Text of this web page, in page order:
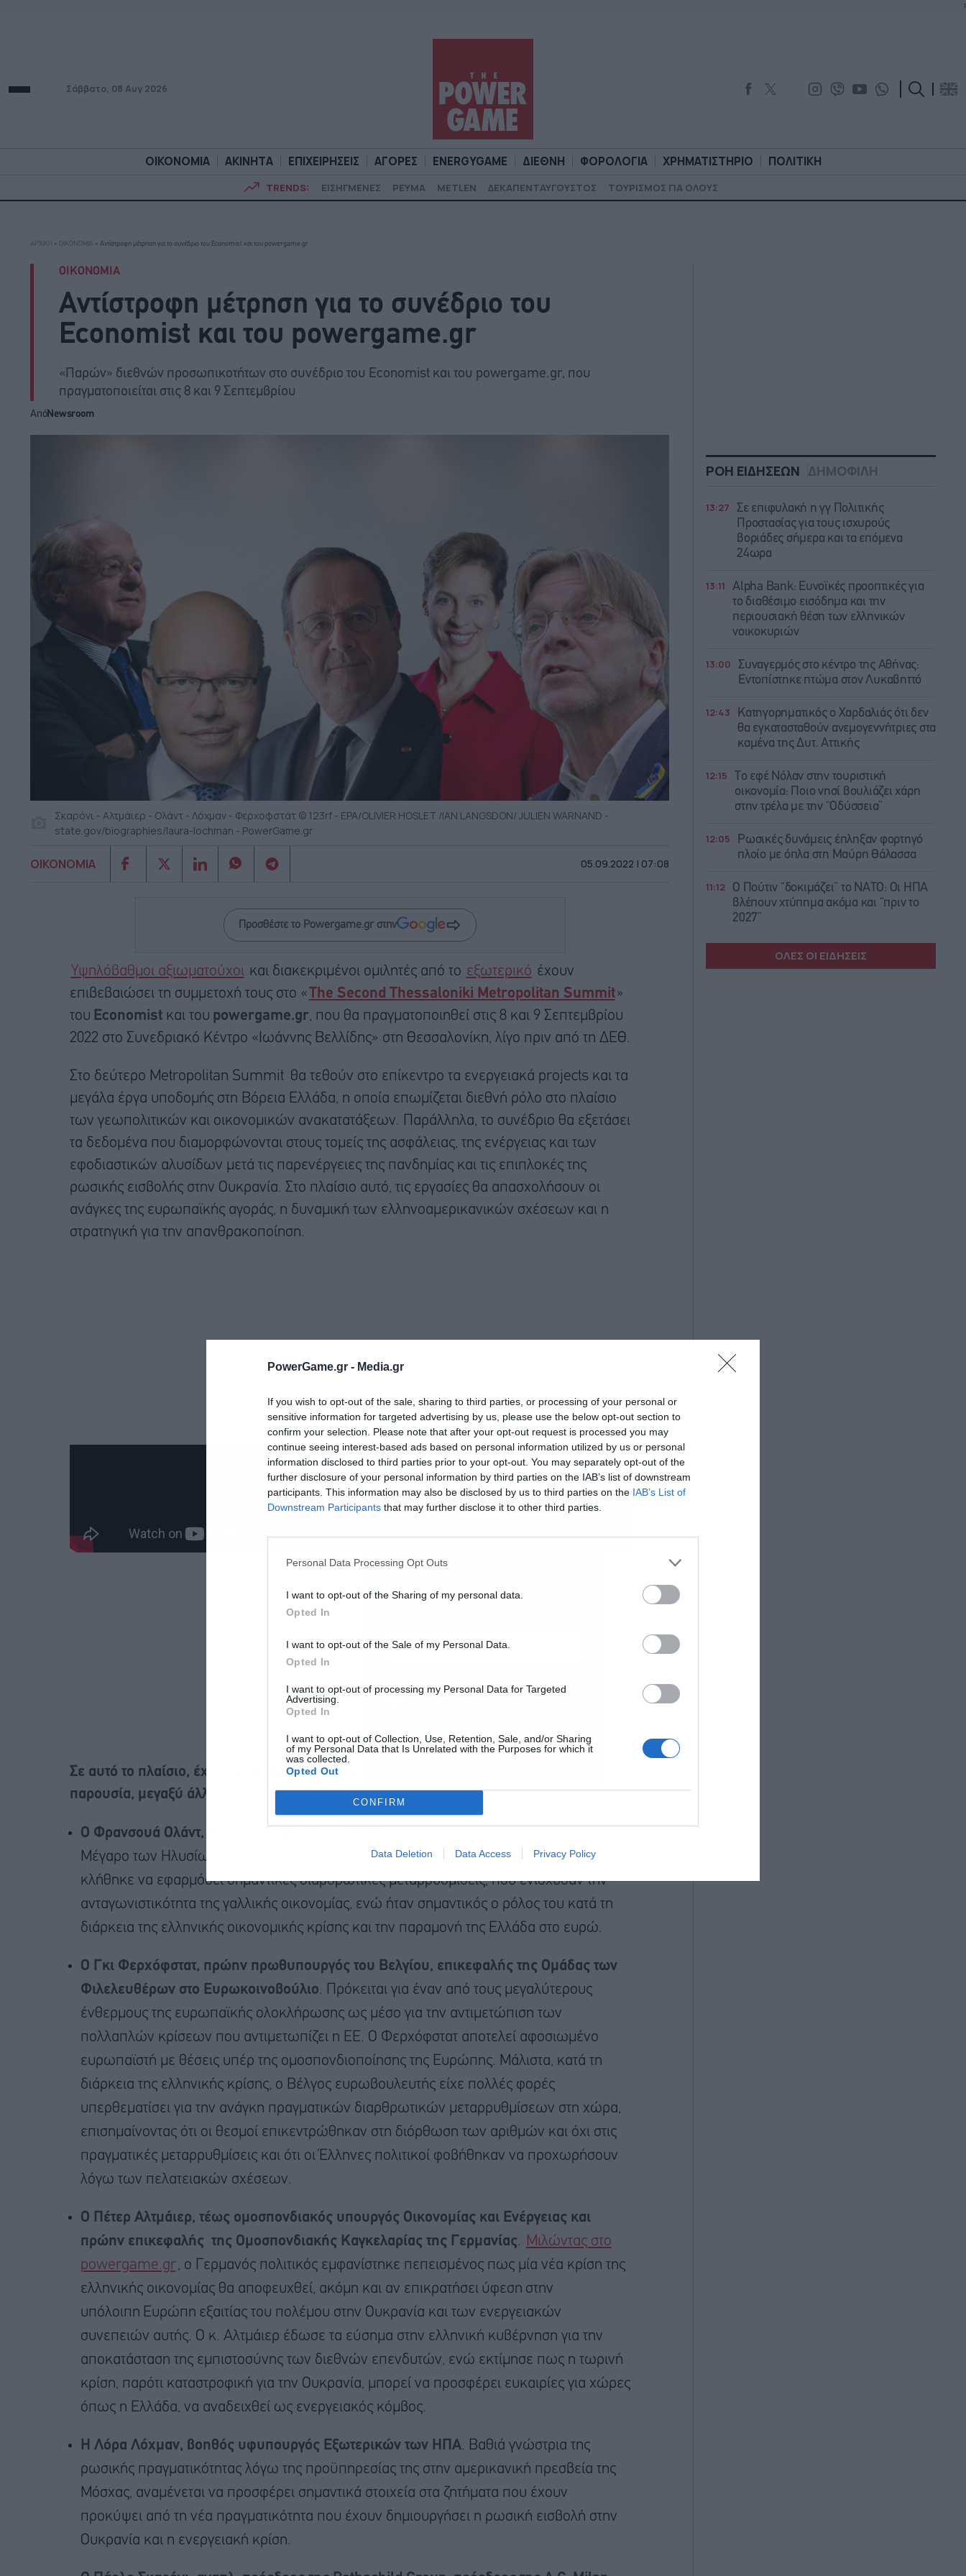
PowerGame.gr - Media.gr
If you wish to opt-out of the sale, sharing to third parties, or processing of your personal or
sensitive information for targeted advertising by us, please use the below opt-out section to
confirm your selection. Please note that after your opt-out request is processed you may
continue seeing interest-based ads based on personal information utilized by us or personal
information disclosed to third parties prior to your opt-out. You may separately opt-out of the
further disclosure of your personal information by third parties on the IAB’s list of downstream
participants. This information may also be disclosed by us to third parties on the IAB’s List of
Downstream Participants that may further disclose it to other third parties.
Personal Data Processing Opt Outs
I want to opt-out of the Sharing of my personal data.
Opted In
I want to opt-out of the Sale of my Personal Data.
Opted In
I want to opt-out of processing my Personal Data for Targeted
Advertising.
Opted In
I want to opt-out of Collection, Use, Retention, Sale, and/or Sharing
of my Personal Data that Is Unrelated with the Purposes for which it
was collected.
Opted Out
CONFIRM
Data Deletion Data Access Privacy Policy
Σάββατο, 08 Αυγ 2026
ΟΙΚΟΝΟΜΙΑ ΑΚΙΝΗΤΑ ΕΠΙΧΕΙΡΗΣΕΙΣ ΑΓΟΡΕΣ ENERGYGAME ΔΙΕΘΝΗ ΦΟΡΟΛΟΓΙΑ ΧΡΗΜΑΤΙΣΤΗΡΙΟ ΠΟΛΙΤΙΚΗ
TRENDS: ΕΙΣΗΓΜΕΝΕΣ ΡΕΥΜΑ METLEN ΔΕΚΑΠΕΝΤΑΥΓΟΥΣΤΟΣ ΤΟΥΡΙΣΜΟΣ ΓΙΑ ΟΛΟΥΣ
ΟΙΚΟΝΟΜΙΑ
ΑΡΧΙΚΗ » ΟΙΚΟΝΟΜΙΑ » Αντίστροφη μέτρηση για το συνέδριο του Economist και του powergame.gr
ΟΙΚΟΝΟΜΙΑ
Αντίστροφη μέτρηση για το συνέδριο του
Economist και του powergame.gr
«Παρών» διεθνών προσωπικοτήτων στο συνέδριο του Economist και του powergame.gr, που
πραγματοποιείται στις 8 και 9 Σεπτεμβρίου
ΑπόNewsroom
Σκαρόνι - Αλτμάιερ - Ολάντ - Λόχμαν - Φερχοφστάτ © 123rf - EPA/OLIVIER HOSLET /IAN LANGSDON/ JULIEN WARNAND -
state.gov/biographies/laura-lochman - PowerGame.gr
ΟΙΚΟΝΟΜΙΑ 05.09.2022 | 07:08
Προσθέστε το Powergame.gr στην
Υψηλόβαθμοι αξιωματούχοι και διακεκριμένοι ομιλητές από το εξωτερικό έχουν
επιβεβαιώσει τη συμμετοχή τους στο «
The Second Thessaloniki Metropolitan Summit»
του Economistκαι του powergame.gr, που θα πραγματοποιηθεί στις 8 και 9 Σεπτεμβρίου
2022 στο Συνεδριακό Κέντρο «Ιωάννης Βελλίδης» στη Θεσσαλονίκη, λίγο πριν από τη ΔΕΘ.
Στο δεύτερο Metropolitan Summit θα τεθούν στο επίκεντρο τα ενεργειακά projects και τα
μεγάλα έργα υποδομής στη Βόρεια Ελλάδα, η οποία επωμίζεται διεθνή ρόλο στο πλαίσιο
των γεωπολιτικών και οικονομικών ανακατατάξεων. Παράλληλα, το συνέδριο θα εξετάσει
τα δεδομένα που διαμορφώνονται στους τομείς της ασφάλειας, της ενέργειας και των
εφοδιαστικών αλυσίδων μετά τις παρενέργειες της πανδημίας και τις επιπλοκές της
ρωσικής εισβολής στην Ουκρανία. Στο πλαίσιο αυτό, τις εργασίες θα απασχολήσουν οι
ανάγκες της ευρωπαϊκής αγοράς, η δυναμική των ελληνοαμερικανικών σχέσεων και η
στρατηγική για την απανθρακοποίηση.
Σε αυτό το πλαίσιο, έχουν επιβεβαιώσει την ενεργό συμμετοχή τους με φυσική
παρουσία, μεγαξύ άλλων:
Ο Φρανσουά Ολάντ, τέως πρόεδρος της Γαλλίας.
Μέγαρο των Ηλυσίων από τον Μάιο του 2012 έως τον Μάιο του 2017, ο Φρανσουά Ολάντ
κλήθηκε να εφαρμόσει σημαντικές διαρθρωτικές μεταρρυθμίσεις, που ενίσχυσαν την
ανταγωνιστικότητα της γαλλικής οικονομίας, ενώ ήταν σημαντικός ο ρόλος του κατά τη
διάρκεια της ελληνικής οικονομικής κρίσης και την παραμονή της Ελλάδα στο ευρώ.
Ο Γκι Φερχόφστατ, πρώην πρωθυπουργός του Βελγίου, επικεφαλής της Ομάδας των
Φιλελευθέρων στο Ευρωκοινοβούλιο. Πρόκειται για έναν από τους μεγαλύτερους
ένθερμους της ευρωπαϊκής ολοκλήρωσης ως μέσο για την αντιμετώπιση των
πολλαπλών κρίσεων που αντιμετωπίζει η ΕΕ. Ο Φερχόφστατ αποτελεί αφοσιωμένο
ευρωπαϊστή με θέσεις υπέρ της ομοσπονδιοποίησης της Ευρώπης. Μάλιστα, κατά τη
διάρκεια της ελληνικής κρίσης, ο Βέλγος ευρωβουλευτής είχε πολλές φορές
υπερθεματίσει για την ανάγκη πραγματικών διαρθρωτικών μεταρρυθμίσεων στη χώρα,
επισημαίνοντας ότι οι θεσμοί επικεντρώθηκαν στη διόρθωση των αριθμών και όχι στις
πραγματικές μεταρρυθμίσεις και ότι οι Έλληνες πολιτικοί φοβήθηκαν να προχωρήσουν
λόγω των πελατειακών σχέσεων.
Ο Πέτερ Αλτμάιερ, τέως ομοσπονδιακός υπουργός Οικονομίας και Ενέργειας και
πρώην επικεφαλής της Ομοσπονδιακής Καγκελαρίας της Γερμανίας.
Μιλώντας στο
powergame.gr, ο Γερμανός πολιτικός εμφανίστηκε πεπεισμένος πως μία νέα κρίση της
ελληνικής οικονομίας θα αποφευχθεί, ακόμη και αν επικρατήσει ύφεση στην
υπόλοιπη Ευρώπη εξαιτίας του πολέμου στην Ουκρανία και των ενεργειακών
συνεπειών αυτής. Ο κ. Αλτμάιερ έδωσε τα εύσημα στην ελληνική κυβέρνηση για την
αποκατάσταση της εμπιστοσύνης των διεθνών επενδυτών, ενώ εκτίμησε πως η τωρινή
κρίση, παρότι καταστροφική για την Ουκρανία, μπορεί να προσφέρει ευκαιρίες για χώρες
όπως η Ελλάδα, να αναδειχθεί ως ενεργειακός κόμβος.
Η Λόρα Λόχμαν, βοηθός υφυπουργός Εξωτερικών των ΗΠΑ. Βαθιά γνώστρια της
ρωσικής πραγματικότητας λόγω της προϋπηρεσίας της στην αμερικανική πρεσβεία της
Μόσχας, αναμένεται να προσφέρει σημαντικά στοιχεία στα ζητήματα που έχουν
προκύψει από τη νέα πραγματικότητα που έχουν δημιουργήσει η ρωσική εισβολή στην
Ουκρανία και η ενεργειακή κρίση.
ΡΟΗ ΕΙΔΗΣΕΩΝ ΔΗΜΟΦΙΛΗ
13:27
Σε επιφυλακή η γγ Πολιτικής
Προστασίας για τους ισχυρούς
βοριάδες σήμερα και τα επόμενα
24ωρα
13:11
Alpha Bank: Ευνοϊκές προοπτικές για
το διαθέσιμο εισόδημα και την
περιουσιακή θέση των ελληνικών
νοικοκυριών
13:00
Συναγερμός στο κέντρο της Αθήνας:
Εντοπίστηκε πτώμα στον Λυκαβηττό
12:43
Κατηγορηματικός ο Χαρδαλιάς ότι δεν
θα εγκατασταθούν ανεμογεννήτριες στα
καμένα της Δυτ. Αττικής
12:15
Το εφέ Νόλαν στην τουριστική
οικονομία: Ποιο νησί βουλιάζει χάρη
στην τρέλα με την “Οδύσσεια”
12:05
Ρωσικές δυνάμεις έπληξαν φορτηγό
πλοίο με όπλα στη Μαύρη Θάλασσα
11:12
Ο Πούτιν “δοκιμάζει” το ΝΑΤΟ: Οι ΗΠΑ
βλέπουν χτύπημα ακόμα και “πριν το
2027”
ΟΛΕΣ ΟΙ ΕΙΔΗΣΕΙΣ
Εγγραφή στο
newsletter
Αποδέχομαι τουςόρους χρήσης
Εγγραφή